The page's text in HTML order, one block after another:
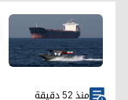
منذ 52 دقيقة